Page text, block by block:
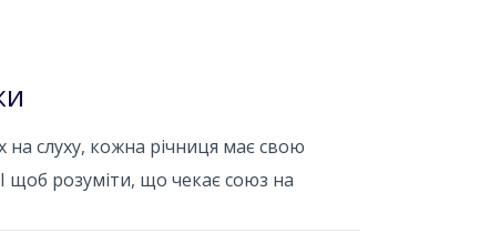
на слуху, кожна річниця має свою
щоб розуміти, що чекає союз на